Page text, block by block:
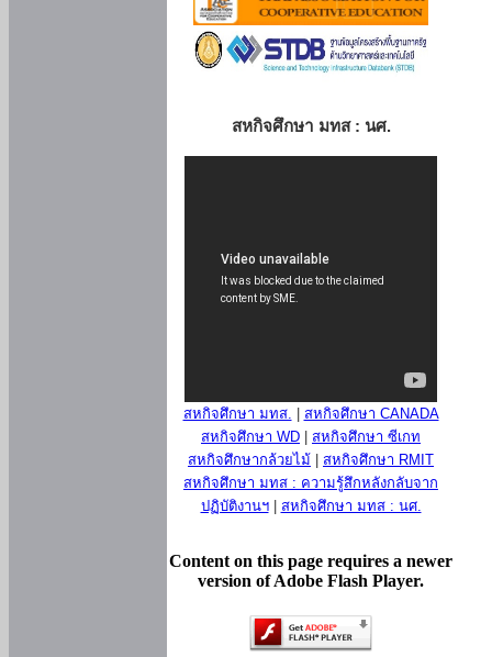
สหกิจศึกษา มทส : นศ.
สหกิจศึกษา มทส.
สหกิจศึกษา CANADA
สหกิจศึกษา WD
สหกิจศึกษา ซีเกท
สหกิจศึกษากล้วยไม้
สหกิจศึกษา RMIT
สหกิจศึกษา มทส : ความรู้สึกหลังกลับจาก
ปฏิบัติงานฯ| สหกิจศึกษา มทส : นศ.
Content on this page requires a newer
version of Adobe Flash Player.